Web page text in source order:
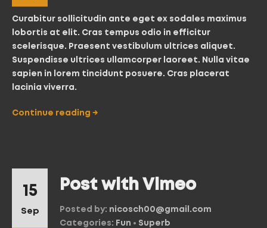
Curabitur sollicitudin ante eget ex sodales maximus
lobortis at elit. Cras tempus odio in efficitur
scelerisque. Praesent vestibulum ultrices aliquet.
Suspendisse ultrices ullamcorper laoreet. Nulla vitae
sapien in lorem tincidunt posuere. Cras placerat
lacinia viverra.
Continue reading →
Post with Vimeo
Posted by: nicosch00@gmail.com
Categories: Fun • Superb
15
Sep